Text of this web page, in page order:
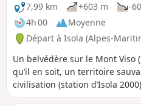
7,99 km
+603 m
-
4h 00
Moyenne
Départ à Isola (Alpes-
Un belvédère sur le Mont Viso
qu’il en soit, un territoire
civilisation (station d’Isola